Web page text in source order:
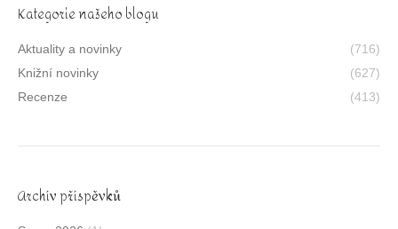
Kategorie našeho blogu
Aktuality a novinky
(716)
Knižní novinky
(627)
Recenze
(413)
Archív příspěvků